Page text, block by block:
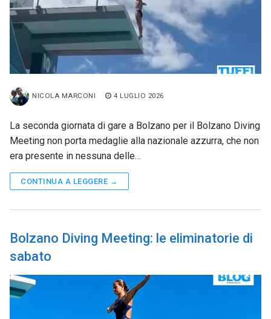
NICOLA MARCONI 4 LUGLIO 2026
La seconda giornata di gare a Bolzano per il Bolzano Diving
Meeting non porta medaglie alla nazionale azzurra, che non
era presente in nessuna delle…
CONTINUA A LEGGERE →
Bolzano Diving Meeting: le eliminatorie di
sabato